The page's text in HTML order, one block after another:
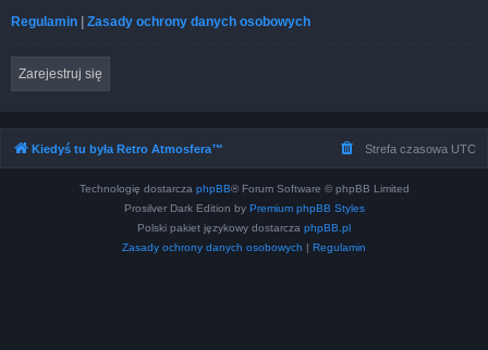
Regulamin | Zasady ochrony danych osobowych
Zarejestruj się
Kiedyś tu była Retro Atmosfera™ Strefa czasowa UTC
Technologię dostarcza phpBB® Forum Software © phpBB Limited
Prosilver Dark Edition by Premium phpBB Styles
Polski pakiet językowy dostarcza phpBB.pl
Zasady ochrony danych osobowych | Regulamin